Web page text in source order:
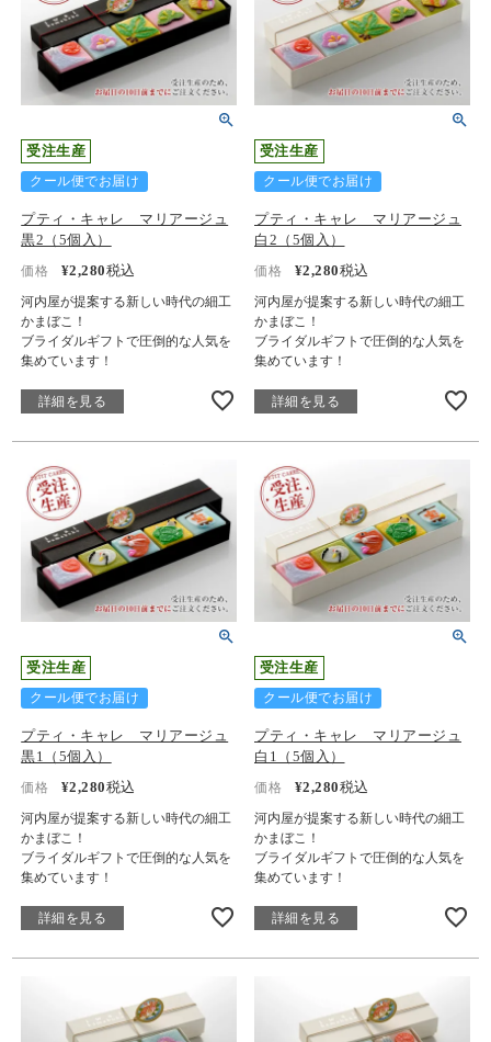
受注生産
クール便でお届け
プティ・キャレ マリアージュ
黒2（5個入）
価格 ¥2,280税込
河内屋が提案する新しい時代の細工
かまぼこ！
ブライダルギフトで圧倒的な人気を
集めています！
詳細を見る
受注生産
クール便でお届け
プティ・キャレ マリアージュ
白2（5個入）
価格 ¥2,280税込
河内屋が提案する新しい時代の細工
かまぼこ！
ブライダルギフトで圧倒的な人気を
集めています！
詳細を見る
受注生産
クール便でお届け
プティ・キャレ マリアージュ
黒1（5個入）
価格 ¥2,280税込
河内屋が提案する新しい時代の細工
かまぼこ！
ブライダルギフトで圧倒的な人気を
集めています！
詳細を見る
受注生産
クール便でお届け
プティ・キャレ マリアージュ
白1（5個入）
価格 ¥2,280税込
河内屋が提案する新しい時代の細工
かまぼこ！
ブライダルギフトで圧倒的な人気を
集めています！
詳細を見る